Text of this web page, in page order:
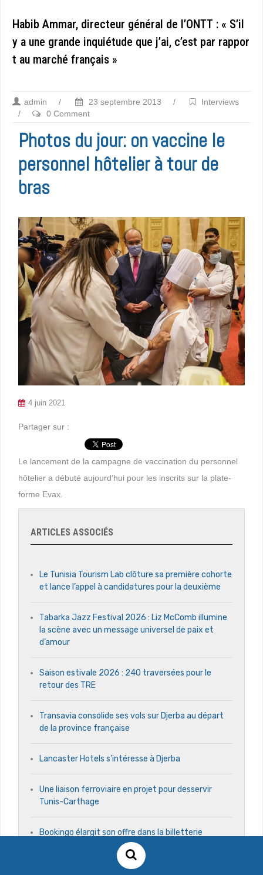
Habib Ammar, directeur général de l’ONTT : « S’il
y a une grande inquiétude que j’ai, c’est par rappor
t au marché français »
admin / 23 septembre 2013 /
Interviews
/
0 Comment
Photos du jour: on vaccine le
personnel hôtelier à tour de
bras
4 juin 2021
Partager sur :
Le lancement de la campagne de vaccination du personnel
hôtelier a débuté aujourd’hui pour les inscrits sur la plate-
forme Evax.
ARTICLES ASSOCIÉS
Le Tunisia Tourism Lab clôture sa première cohorte
et lance l’appel à candidatures pour la deuxième
Tabarka Jazz Festival 2026 : Liz McComb illumine
la scène avec un message universel de paix et
d’amour
Saison estivale 2026 : 240 traversées pour le
retour des TRE
Transavia consolide ses vols sur Djerba au départ
de la province française
Lancaster Hotels s’intéresse à Djerba
Une liaison ferroviaire en projet pour desservir
Tunis-Carthage
Bookingo élargit son offre dans la billetterie